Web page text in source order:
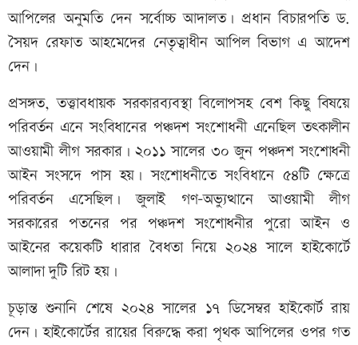
আপিলের অনুমতি দেন সর্বোচ্চ আদালত। প্রধান বিচারপতি ড.
সৈয়দ রেফাত আহমেদের নেতৃত্বাধীন আপিল বিভাগ এ আদেশ
দেন।
প্রসঙ্গত, তত্ত্বাবধায়ক সরকারব্যবস্থা বিলোপসহ বেশ কিছু বিষয়ে
পরিবর্তন এনে সংবিধানের পঞ্চদশ সংশোধনী এনেছিল তৎকালীন
আওয়ামী লীগ সরকার। ২০১১ সালের ৩০ জুন পঞ্চদশ সংশোধনী
আইন সংসদে পাস হয়। সংশোধনীতে সংবিধানে ৫৪টি ক্ষেত্রে
পরিবর্তন এসেছিল। জুলাই গণ-অভ্যুত্থানে আওয়ামী লীগ
সরকারের পতনের পর পঞ্চদশ সংশোধনীর পুরো আইন ও
আইনের কয়েকটি ধারার বৈধতা নিয়ে ২০২৪ সালে হাইকোর্টে
আলাদা দুটি রিট হয়।
চূড়ান্ত শুনানি শেষে ২০২৪ সালের ১৭ ডিসেম্বর হাইকোর্ট রায়
দেন। হাইকোর্টের রায়ের বিরুদ্ধে করা পৃথক আপিলের ওপর গত